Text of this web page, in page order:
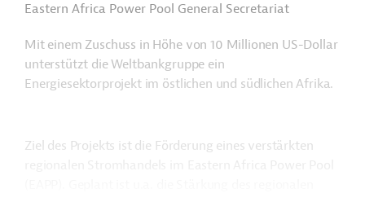
Eastern Africa Power Pool General Secretariat
Mit einem Zuschuss in Höhe von 10 Millionen US-Dollar
unterstützt die Weltbankgruppe ein
Energiesektorprojekt im östlichen und südlichen Afrika.
Ziel des Projekts ist die Förderung eines verstärkten